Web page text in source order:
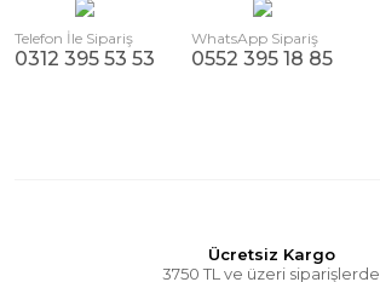
Telefon İle Sipariş
0312 395 53 53
WhatsApp Sipariş
0552 395 18 85
Ücretsiz Kargo
3750 TL ve üzeri siparişlerde